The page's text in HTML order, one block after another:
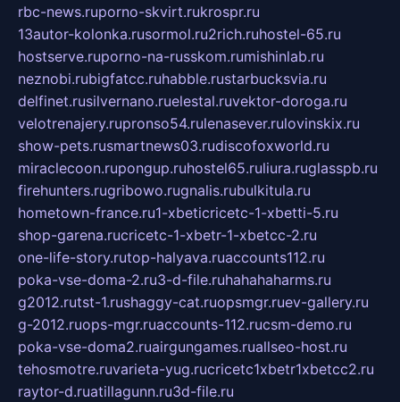
rbc-news.ruporno-skvirt.rukrospr.ru
13autor-kolonka.rusormol.ru2rich.ruhostel-65.ru
hostserve.ruporno-na-russkom.rumishinlab.ru
neznobi.rubigfatcc.ruhabble.rustarbucksvia.ru
delfinet.rusilvernano.ruelestal.ruvektor-doroga.ru
velotrenajery.rupronso54.rulenasever.rulovinskix.ru
show-pets.rusmartnews03.rudiscofoxworld.ru
miraclecoon.rupongup.ruhostel65.ruliura.ruglasspb.ru
firehunters.rugribowo.rugnalis.rubulkitula.ru
hometown-france.ru1-xbeticricetc-1-xbetti-5.ru
shop-garena.rucricetc-1-xbetr-1-xbetcc-2.ru
one-life-story.rutop-halyava.ruaccounts112.ru
poka-vse-doma-2.ru3-d-file.ruhahahaharms.ru
g2012.rutst-1.rushaggy-cat.ruopsmgr.ruev-gallery.ru
g-2012.ruops-mgr.ruaccounts-112.rucsm-demo.ru
poka-vse-doma2.ruairgungames.ruallseo-host.ru
tehosmotre.ruvarieta-yug.rucricetc1xbetr1xbetcc2.ru
raytor-d.ruatillagunn.ru3d-file.ru